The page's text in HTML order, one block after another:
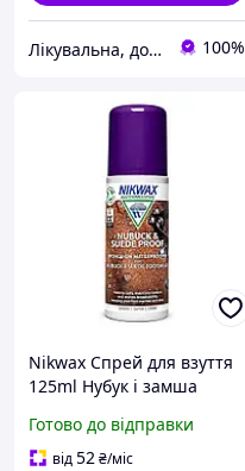
Лікувальна, доглядова та професійна косметика 100%
Nikwax Спрей для взуття
125ml Нубук і замша
властивості Легке
нанесення
Готово до відправки
від52₴/міс